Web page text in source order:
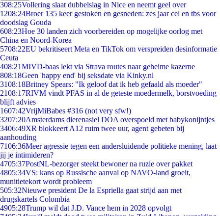
308:25Vollering slaat dubbelslag in Nice en neemt geel over
1208:24Broer 135 keer gestoken en gesneden: zes jaar cel en tbs voor
doodslag Gouda
608:23Hoe 30 landen zich voorbereiden op mogelijke oorlog met
China en Noord-Korea
5708:22EU bekritiseert Meta en TikTok om verspreiden desinformatie
Ceuta
408:21MIVD-baas lekt via Strava routes naar geheime kazerne
808:18Geen 'happy end' bij seksdate via Kinky.nl
3108:18Britney Spears: "Ik geloof dat ik heb gefaald als moeder"
2108:17RIVM vindt PFAS in al de geteste moedermelk, borstvoeding
blijft advies
1607:42VrijMiBabes #316 (not very sfw!)
3207:20Amsterdams dierenasiel DOA overspoeld met babykonijntjes
3406:49XR blokkeert A12 ruim twee uur, agent gebeten bij
aanhouding
7106:36Meer agressie tegen een andersluidende politieke mening, laat
jij je intimideren?
4705:37PostNL-bezorger steekt bewoner na ruzie over pakket
4805:34VS: kans op Russische aanval op NAVO-land groeit,
munitietekort wordt probleem
505:32Nieuwe president De la Espriella gaat strijd aan met
drugskartels Colombia
4905:28Trump wil dat J.D. Vance hem in 2028 opvolgt